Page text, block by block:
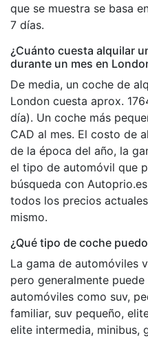
que se muestra se basa
7 días.
¿Cuánto cuesta alquilar
durante un mes en
De media, un coche de
London cuesta aprox.
día). Un coche más
CAD al mes. El costo de
de la época del año, la
el tipo de automóvil que
búsqueda con
todos los precios
mismo.
¿Qué tipo de coche
La gama de automóviles
pero generalmente
automóviles como suv,
familiar, suv pequeño,
elite intermedia, minibus,